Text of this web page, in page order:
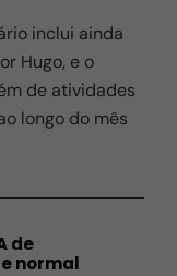
inclui ainda
Hugo, e o
de atividades
longo do mês
de
normal